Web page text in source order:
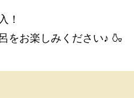
！
をお楽しみください♪ 🍶